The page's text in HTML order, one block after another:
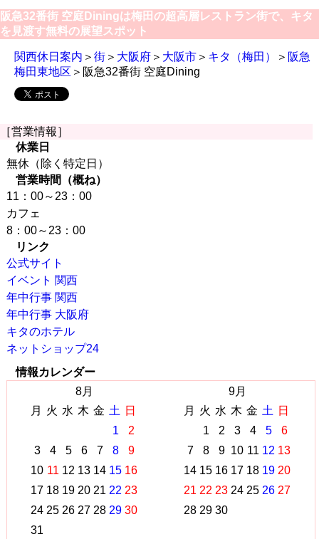
阪急32番街 空庭Diningは梅田の超高層レストラン街で、キタ
を見渡す無料の展望スポット
関西休日案内 ＞ 街 ＞ 大阪府 ＞ 大阪市 ＞ キタ（梅田） ＞ 阪急
梅田東地区 ＞阪急32番街 空庭Dining
［営業情報］
休業日
無休（除く特定日）
営業時間（概ね）
11：00～23：00
カフェ
8：00～23：00
リンク
公式サイト
イベント 関西
年中行事 関西
年中行事 大阪府
キタのホテル
ネットショップ24
情報カレンダー
8月
月
火 水 木 金 土
日
1
2
3
4 5 6 7 8
9
10 11 12 13 14 15 16
17 18 19 20 21 22 23
24 25 26 27 28 29 30
31
9月
月
火 水 木 金 土
日
1
2 3 4 5
6
7
8 9 10 11 12 13
14 15 16 17 18 19 20
21 22 23 24 25 26 27
28 29 30